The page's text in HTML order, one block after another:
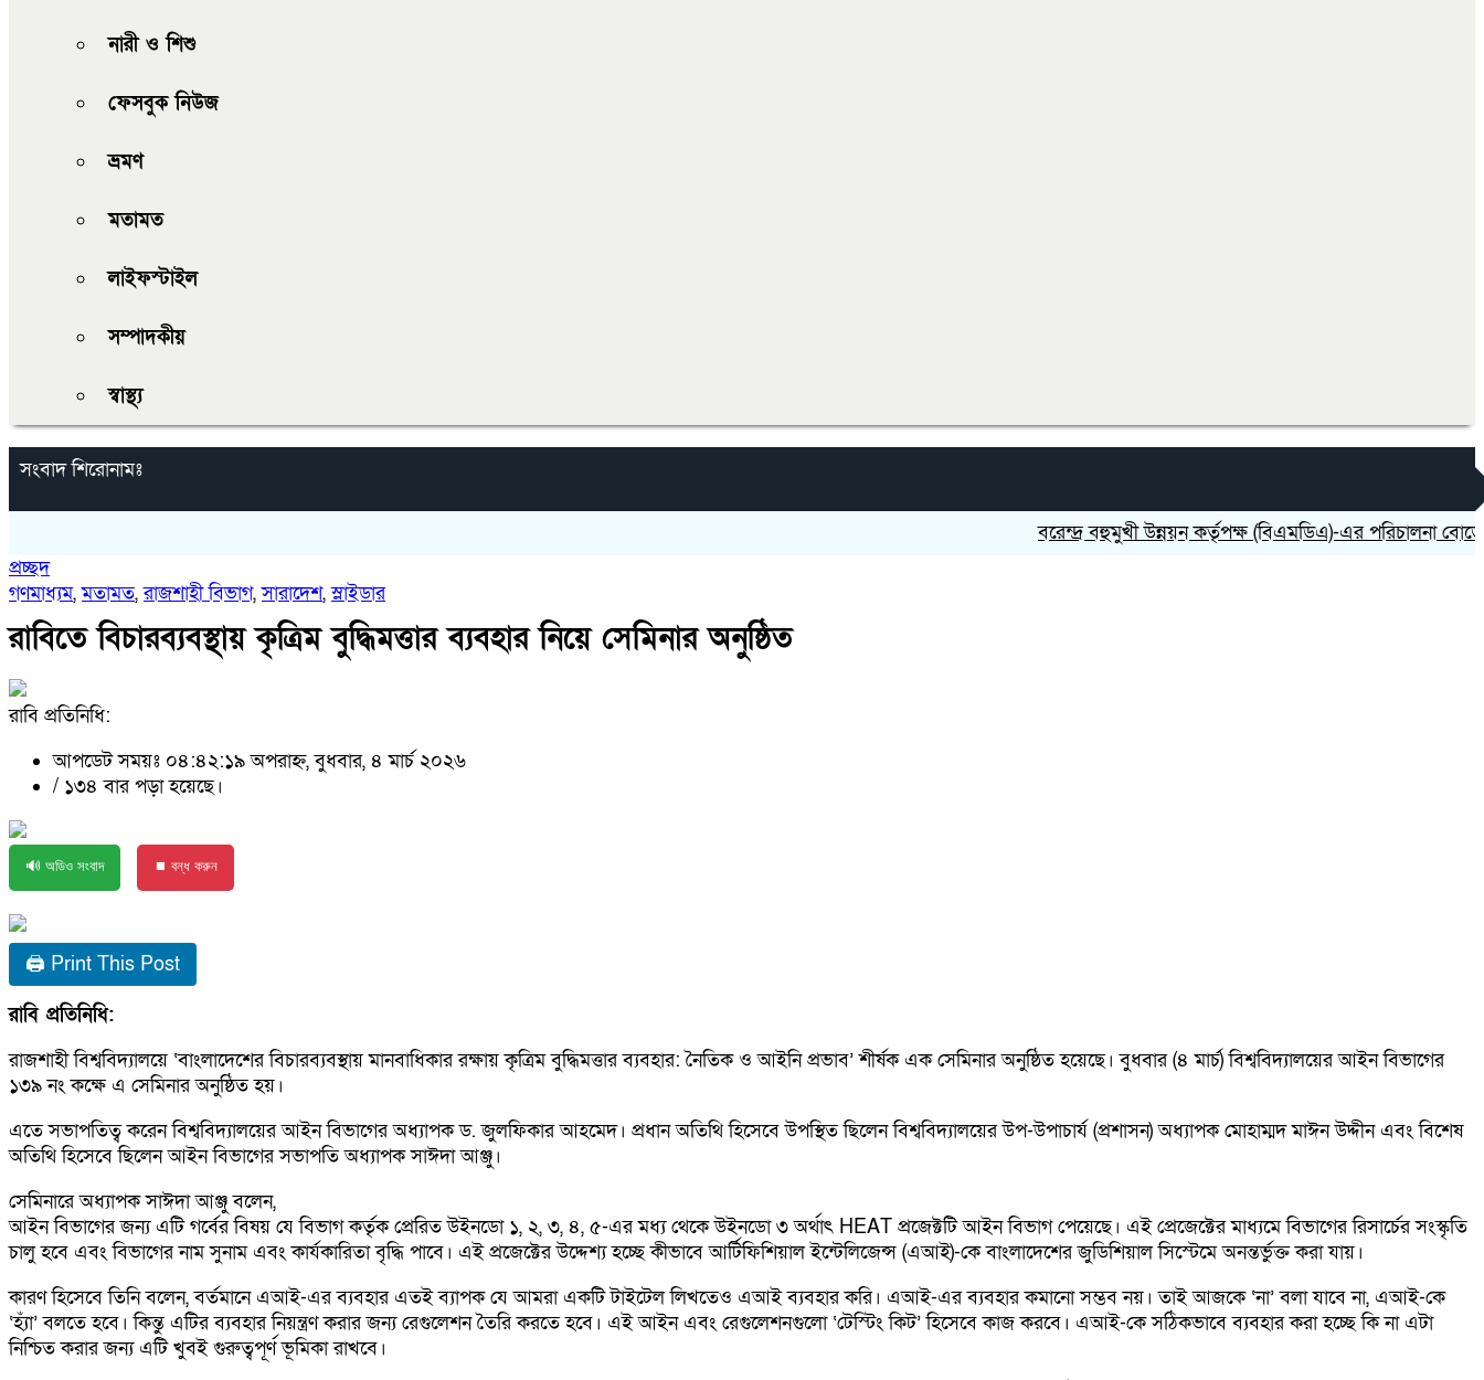
নারী ও শিশু
ফেসবুক নিউজ
ভ্রমণ
মতামত
লাইফস্টাইল
সম্পাদকীয়
স্বাস্থ্য
সংবাদ শিরোনামঃ
বরেন্দ্র বহুমুখী উন্নয়ন কর্তৃপক্ষ (বিএমডিএ)-এর পরিচালনা বোর্ডের
প্রচ্ছদ
গণমাধ্যম,মতামত,রাজশাহী বিভাগ,সারাদেশ,স্লাইডার
রাবিতে বিচারব্যবস্থায় কৃত্রিম বুদ্ধিমত্তার ব্যবহার নিয়ে সেমিনার অনুষ্ঠিত
রাবি প্রতিনিধি:
আপডেট সময়ঃ ০৪:৪২:১৯ অপরাহ্ন, বুধবার, ৪ মার্চ ২০২৬
/ ১৩৪ বার পড়া হয়েছে।
🔊 অডিও সংবাদ ⏹ বন্ধ করুন
🖨 Print This Post
রাবি প্রতিনিধি:
রাজশাহী বিশ্ববিদ্যালয়ে ‘বাংলাদেশের বিচারব্যবস্থায় মানবাধিকার রক্ষায় কৃত্রিম বুদ্ধিমত্তার ব্যবহার: নৈতিক ও আইনি প্রভাব’ শীর্ষক এক সেমিনার অনুষ্ঠিত হয়েছে। বুধবার (৪ মার্চ) বিশ্ববিদ্যালয়ের আইন বিভাগের
১৩৯ নং কক্ষে এ সেমিনার অনুষ্ঠিত হয়।
এতে সভাপতিত্ব করেন বিশ্ববিদ্যালয়ের আইন বিভাগের অধ্যাপক ড. জুলফিকার আহমেদ। প্রধান অতিথি হিসেবে উপস্থিত ছিলেন বিশ্ববিদ্যালয়ের উপ-উপাচার্য (প্রশাসন) অধ্যাপক মোহাম্মদ মাঈন উদ্দীন এবং বিশেষ
অতিথি হিসেবে ছিলেন আইন বিভাগের সভাপতি অধ্যাপক সাঈদা আঞ্জু।
সেমিনারে অধ্যাপক সাঈদা আঞ্জু বলেন,
আইন বিভাগের জন্য এটি গর্বের বিষয় যে বিভাগ কর্তৃক প্রেরিত উইনডো ১, ২, ৩, ৪, ৫-এর মধ্য থেকে উইনডো ৩ অর্থাৎ HEAT প্রজেক্টটি আইন বিভাগ পেয়েছে। এই প্রেজেক্টের মাধ্যমে বিভাগের রিসার্চের সংস্কৃতি
চালু হবে এবং বিভাগের নাম সুনাম এবং কার্যকারিতা বৃদ্ধি পাবে। এই প্রজেক্টের উদ্দেশ্য হচ্ছে কীভাবে আর্টিফিশিয়াল ইন্টেলিজেন্স (এআই)-কে বাংলাদেশের জুডিশিয়াল সিস্টেমে অনন্তর্ভুক্ত করা যায়।
কারণ হিসেবে তিনি বলেন, বর্তমানে এআই-এর ব্যবহার এতই ব্যাপক যে আমরা একটি টাইটেল লিখতেও এআই ব্যবহার করি। এআই-এর ব্যবহার কমানো সম্ভব নয়। তাই আজকে ‘না’ বলা যাবে না, এআই-কে
‘হ্যাঁ’ বলতে হবে। কিন্তু এটির ব্যবহার নিয়ন্ত্রণ করার জন্য রেগুলেশন তৈরি করতে হবে। এই আইন এবং রেগুলেশনগুলো ‘টেস্টিং কিট’ হিসেবে কাজ করবে। এআই-কে সঠিকভাবে ব্যবহার করা হচ্ছে কি না এটা
নিশ্চিত করার জন্য এটি খুবই গুরুত্বপূর্ণ ভূমিকা রাখবে।